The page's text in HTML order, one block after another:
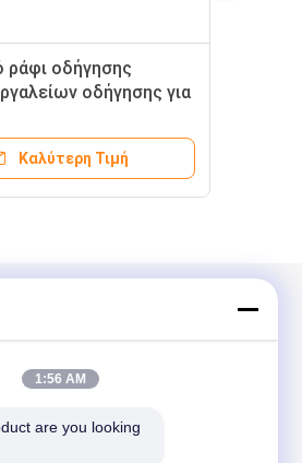
ράφι οδήγησης
οδήγησης για
Sprinter
Καλύτερη Τιμή
μας μήνυμα
1:56 AM
are you looking